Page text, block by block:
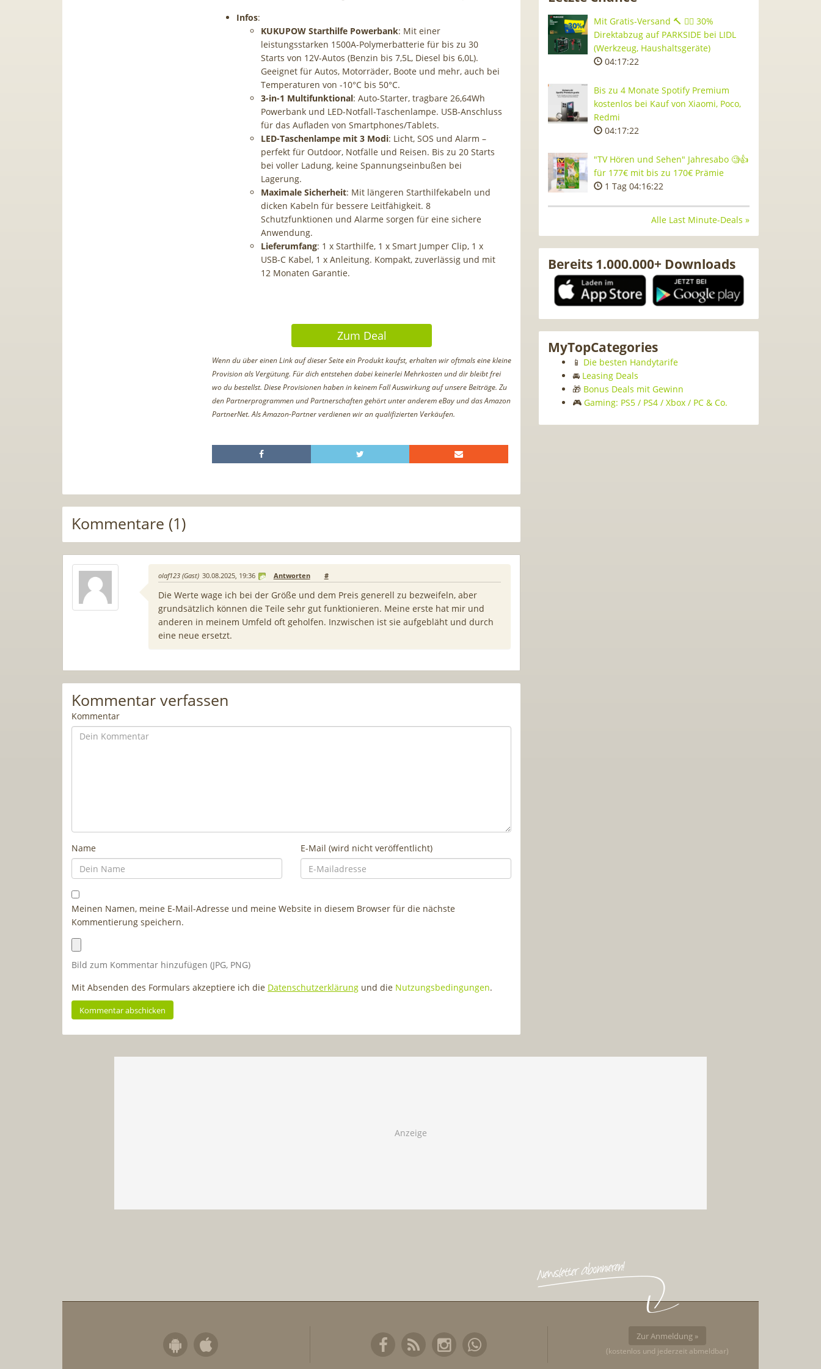
Infos:
KUKUPOW Starthilfe Powerbank: Mit einer
leistungsstarken 1500A-Polymerbatterie für bis zu 30
Starts von 12V-Autos (Benzin bis 7,5L, Diesel bis 6,0L).
Geeignet für Autos, Motorräder, Boote und mehr, auch bei
Temperaturen von -10°C bis 50°C.
3-in-1 Multifunktional: Auto-Starter, tragbare 26,64Wh
Powerbank und LED-Notfall-Taschenlampe. USB-Anschluss
für das Aufladen von Smartphones/Tablets.
LED-Taschenlampe mit 3 Modi: Licht, SOS und Alarm –
perfekt für Outdoor, Notfälle und Reisen. Bis zu 20 Starts
bei voller Ladung, keine Spannungseinbußen bei
Lagerung.
Maximale Sicherheit: Mit längeren Starthilfekabeln und
dicken Kabeln für bessere Leitfähigkeit. 8
Schutzfunktionen und Alarme sorgen für eine sichere
Anwendung.
Lieferumfang: 1 x Starthilfe, 1 x Smart Jumper Clip, 1 x
USB-C Kabel, 1 x Anleitung. Kompakt, zuverlässig und mit
12 Monaten Garantie.
Zum Deal
Wenn du über einen Link auf dieser Seite ein Produkt kaufst, erhalten wir oftmals eine kleine
Provision als Vergütung. Für dich entstehen dabei keinerlei Mehrkosten und dir bleibt frei
wo du bestellst. Diese Provisionen haben in keinem Fall Auswirkung auf unsere Beiträge. Zu
den Partnerprogrammen und Partnerschaften gehört unter anderem eBay und das Amazon
PartnerNet. Als Amazon-Partner verdienen wir an qualifizierten Verkäufen.
Kommentare (1)
olaf123 (Gast) 30.08.2025, 19:36 Antworten #
Die Werte wage ich bei der Größe und dem Preis generell zu bezweifeln, aber
grundsätzlich können die Teile sehr gut funktionieren. Meine erste hat mir und
anderen in meinem Umfeld oft geholfen. Inzwischen ist sie aufgebläht und durch
eine neue ersetzt.
Kommentar verfassen
Kommentar
Name E-Mail (wird nicht veröffentlicht)
Meinen Namen, meine E-Mail-Adresse und meine Website in diesem Browser für die nächste
Kommentierung speichern.
Bild zum Kommentar hinzufügen (JPG, PNG)
Mit Absenden des Formulars akzeptiere ich die Datenschutzerklärung und die Nutzungsbedingungen.
Mit Gratis-Versand 🔨 👷‍♂️ 30%
Direktabzug auf PARKSIDE bei LIDL
(Werkzeug, Haushaltsgeräte)
04:17:21
Bis zu 4 Monate Spotify Premium
kostenlos bei Kauf von Xiaomi, Poco,
Redmi
04:17:21
"TV Hören und Sehen" Jahresabo 🧐👍
für 177€ mit bis zu 170€ Prämie
1 Tag 04:16:21
Alle Last Minute-Deals »
Bereits 1.000.000+ Downloads
MyTopCategories
📱 Die besten Handytarife
🚘 Leasing Deals
🎁 Bonus Deals mit Gewinn
🎮 Gaming: PS5 / PS4 / Xbox / PC & Co.
Zur Anmeldung »
(kostenlos und jederzeit abmeldbar)